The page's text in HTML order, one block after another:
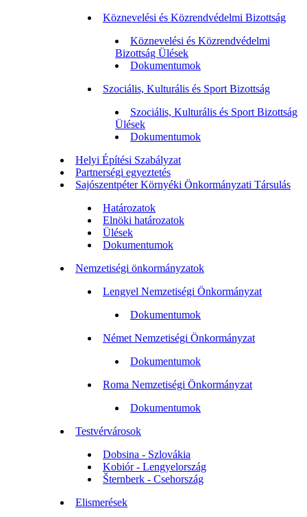
Köznevelési és Közrendvédelmi Bizottság
Köznevelési és Közrendvédelmi
Bizottság Ülések
Dokumentumok
Szociális, Kulturális és Sport Bizottság
Szociális, Kulturális és Sport Bizottság
Ülések
Dokumentumok
Helyi Építési Szabályzat
Partnerségi egyeztetés
Sajószentpéter Környéki Önkormányzati Társulás
Határozatok
Elnöki határozatok
Ülések
Dokumentumok
Nemzetiségi önkormányzatok
Lengyel Nemzetiségi Önkormányzat
Dokumentumok
Német Nemzetiségi Önkormányzat
Dokumentumok
Roma Nemzetiségi Önkormányzat
Dokumentumok
Testvérvárosok
Dobsina - Szlovákia
Kobiór - Lengyelország
Šternberk - Csehország
Elismerések